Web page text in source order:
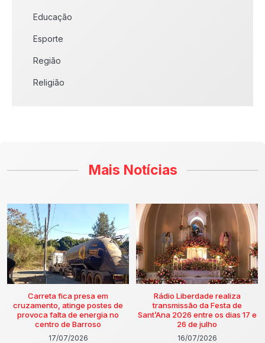
Educação
Esporte
Região
Religião
Mais Notícias
Carreta fica presa em
cruzamento, atinge postes de
provoca falta de energia no
centro de Barroso
17/07/2026
Rádio Liberdade realiza
transmissão da Festa de
Sant’Ana 2026 entre os dias 17 e
26 de julho
16/07/2026